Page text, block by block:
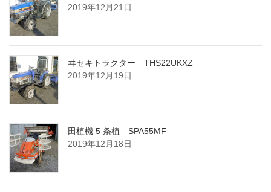
2019年12月21日
ヰセキトラクター THS22UKXZ
2019年12月19日
田植機 5 条植 SPA55MF
2019年12月18日